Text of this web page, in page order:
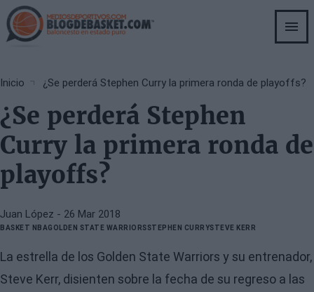
Skip
to
main
Breadcrumb
Inicio ¿Se perderá Stephen Curry la primera ronda de playoffs?
¿Se perderá Stephen
Curry la primera ronda de
playoffs?
Juan López - 26 Mar 2018
BASKET NBAGOLDEN STATE WARRIORSSTEPHEN CURRYSTEVE KERR
La estrella de los Golden State Warriors y su entrenador,
Steve Kerr, disienten sobre la fecha de su regreso a las